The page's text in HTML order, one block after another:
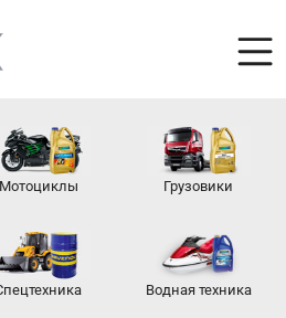
Мотоциклы Грузовики
Водная техника